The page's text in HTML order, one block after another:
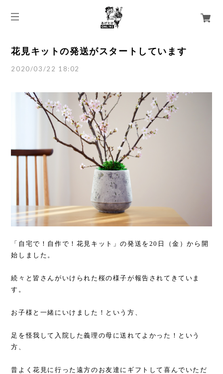
花見キットの発送がスタートしています
2020/03/22 18:02
「自宅で！自作で！花見キット」の発送を20日（金）から開
始しました。
続々と皆さんがいけられた桜の様子が報告されてきていま
す。
お子様と一緒にいけました！という方、
足を怪我して入院した義理の母に送れてよかった！という
方、
昔よく花見に行った遠方のお友達にギフトして喜んでいただ